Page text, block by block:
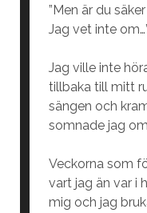
”Men är du
Jag vet inte
Jag ville inte
tillbaka till mitt
sängen och
somnade jag
Veckorna som
vart jag än var i
mig och jag